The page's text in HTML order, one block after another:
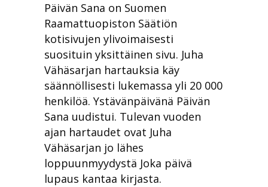
Päivän Sana on Suomen
Raamattuopiston Säätiön
kotisivujen ylivoimaisesti
suosituin yksittäinen sivu. Juha
Vähäsarjan hartauksia käy
säännöllisesti lukemassa yli 20 000
henkilöä. Ystävänpäivänä Päivän
Sana uudistui. Tulevan vuoden
ajan hartaudet ovat Juha
Vähäsarjan jo lähes
loppuunmyydystä Joka päivä
lupaus kantaa kirjasta.